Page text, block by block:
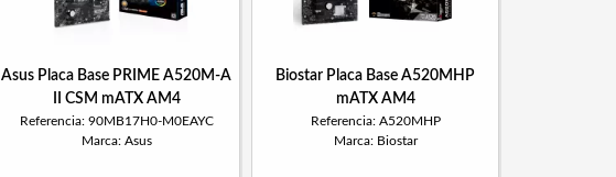
Asus Placa Base PRIME A520M-A
II CSM mATX AM4
Referencia: 90MB17H0-M0EAYC
Marca: Asus
Biostar Placa Base A520MHP
mATX AM4
Referencia: A520MHP
Marca: Biostar